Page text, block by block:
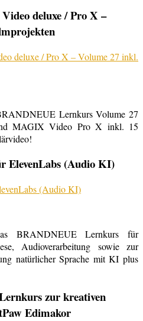
deluxe / Pro X –
Lernkurs Volume 27
MAGIX Video Pro X inkl. 15
ElevenLabs (Audio KI)
BRANDNEUE Lernkurs für
Audioverarbeitung sowie zur
natürlicher Sprache mit KI plus
zur kreativen
Edimakor